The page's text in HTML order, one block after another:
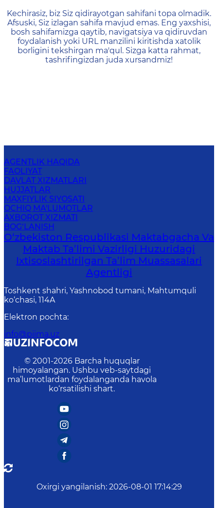
404 — Страница не
Kechirasiz, biz Siz qidirayotgan sahifani topa olmadik.
Afsuski, Siz izlagan sahifa mavjud emas. Eng yaxshisi,
bosh sahifamizga qaytib, navigatsiya va qidiruvdan
foydalanish yoki URL manzilini kiritishda xatolik
borligini tekshirgan ma'qul. Sizga katta rahmat,
tashrifingizdan juda xursandmiz!
AGENTLIK HAQIDA
FAOLIYAT
DAVLAT XIZMATLARI
HUJJATLAR
MAXFIYLIK SIYOSATI
OCHIQ MA'LUMOTLAR
AXBOROT XIZMATI
BOG‘LANISH
O‘zbekiston Respublikasi Maktabgacha Va
Maktab Ta’limi Vazirligi Huzuridagi
Ixtisoslashtirilgan Ta’lim Muassasalari
Agentligi
Toshkent shahri, Yashnobod tumani, Mahtumquli
ko‘chasi, 114A
Elektron pochta:
info@piima.uz
© 2001-2026 Barcha huquqlar
himoyalangan. Ushbu veb-saytdagi
ma’lumotlardan foydalanganda havola
ko‘rsatilishi shart.
Oxirgi yangilanish: 2026-08-01 17:14:29